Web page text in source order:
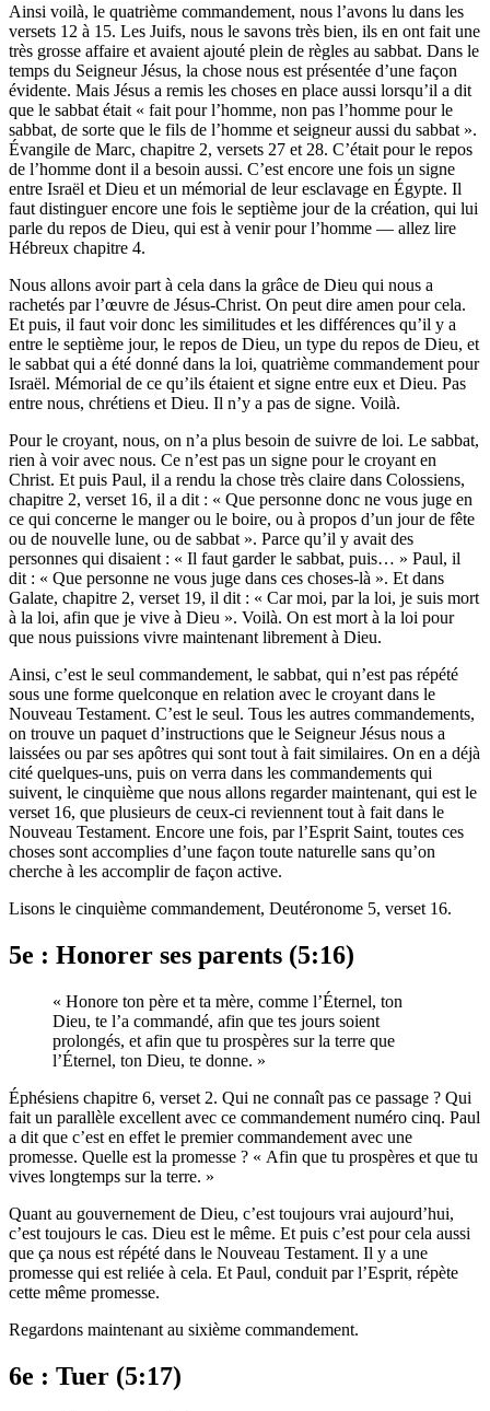
Ainsi voilà, le quatrième commandement, nous l’avons lu dans les
versets 12 à 15. Les Juifs, nous le savons très bien, ils en ont fait une
très grosse affaire et avaient ajouté plein de règles au sabbat. Dans le
temps du Seigneur Jésus, la chose nous est présentée d’une façon
évidente. Mais Jésus a remis les choses en place aussi lorsqu’il a dit
que le sabbat était « fait pour l’homme, non pas l’homme pour le
sabbat, de sorte que le fils de l’homme et seigneur aussi du sabbat ».
Évangile de Marc, chapitre 2, versets 27 et 28. C’était pour le repos
de l’homme dont il a besoin aussi. C’est encore une fois un signe
entre Israël et Dieu et un mémorial de leur esclavage en Égypte. Il
faut distinguer encore une fois le septième jour de la création, qui lui
parle du repos de Dieu, qui est à venir pour l’homme — allez lire
Hébreux chapitre 4.
Nous allons avoir part à cela dans la grâce de Dieu qui nous a
rachetés par l’œuvre de Jésus-Christ. On peut dire amen pour cela.
Et puis, il faut voir donc les similitudes et les différences qu’il y a
entre le septième jour, le repos de Dieu, un type du repos de Dieu, et
le sabbat qui a été donné dans la loi, quatrième commandement pour
Israël. Mémorial de ce qu’ils étaient et signe entre eux et Dieu. Pas
entre nous, chrétiens et Dieu. Il n’y a pas de signe. Voilà.
Pour le croyant, nous, on n’a plus besoin de suivre de loi. Le sabbat,
rien à voir avec nous. Ce n’est pas un signe pour le croyant en
Christ. Et puis Paul, il a rendu la chose très claire dans Colossiens,
chapitre 2, verset 16, il a dit : « Que personne donc ne vous juge en
ce qui concerne le manger ou le boire, ou à propos d’un jour de fête
ou de nouvelle lune, ou de sabbat ». Parce qu’il y avait des
personnes qui disaient : « Il faut garder le sabbat, puis… » Paul, il
dit : « Que personne ne vous juge dans ces choses-là ». Et dans
Galate, chapitre 2, verset 19, il dit : « Car moi, par la loi, je suis mort
à la loi, afin que je vive à Dieu ». Voilà. On est mort à la loi pour
que nous puissions vivre maintenant librement à Dieu.
Ainsi, c’est le seul commandement, le sabbat, qui n’est pas répété
sous une forme quelconque en relation avec le croyant dans le
Nouveau Testament. C’est le seul. Tous les autres commandements,
on trouve un paquet d’instructions que le Seigneur Jésus nous a
laissées ou par ses apôtres qui sont tout à fait similaires. On en a déjà
cité quelques-uns, puis on verra dans les commandements qui
suivent, le cinquième que nous allons regarder maintenant, qui est le
verset 16, que plusieurs de ceux-ci reviennent tout à fait dans le
Nouveau Testament. Encore une fois, par l’Esprit Saint, toutes ces
choses sont accomplies d’une façon toute naturelle sans qu’on
cherche à les accomplir de façon active.
Lisons le cinquième commandement, Deutéronome 5, verset 16.
5e : Honorer ses parents (5:16)
« Honore ton père et ta mère, comme l’Éternel, ton
Dieu, te l’a commandé, afin que tes jours soient
prolongés, et afin que tu prospères sur la terre que
l’Éternel, ton Dieu, te donne. »
Éphésiens chapitre 6, verset 2. Qui ne connaît pas ce passage ? Qui
fait un parallèle excellent avec ce commandement numéro cinq. Paul
a dit que c’est en effet le premier commandement avec une
promesse. Quelle est la promesse ? « Afin que tu prospères et que tu
vives longtemps sur la terre. »
Quant au gouvernement de Dieu, c’est toujours vrai aujourd’hui,
c’est toujours le cas. Dieu est le même. Et puis c’est pour cela aussi
que ça nous est répété dans le Nouveau Testament. Il y a une
promesse qui est reliée à cela. Et Paul, conduit par l’Esprit, répète
cette même promesse.
Regardons maintenant au sixième commandement.
6e : Tuer (5:17)